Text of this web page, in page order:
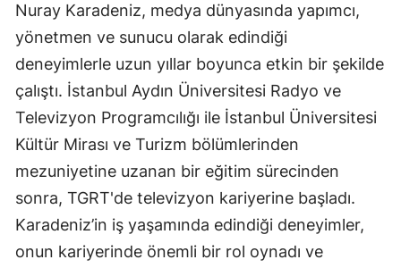
Nuray Karadeniz, medya dünyasında yapımcı,
yönetmen ve sunucu olarak edindiği
deneyimlerle uzun yıllar boyunca etkin bir şekilde
çalıştı. İstanbul Aydın Üniversitesi Radyo ve
Televizyon Programcılığı ile İstanbul Üniversitesi
Kültür Mirası ve Turizm bölümlerinden
mezuniyetine uzanan bir eğitim sürecinden
sonra, TGRT'de televizyon kariyerine başladı.
Karadeniz’in iş yaşamında edindiği deneyimler,
onun kariyerinde önemli bir rol oynadı ve